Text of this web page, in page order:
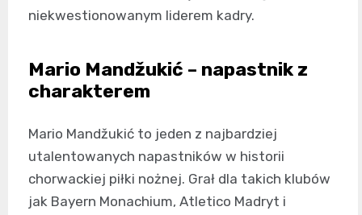
niekwestionowanym liderem kadry.
Mario Mandžukić – napastnik z
charakterem
Mario Mandžukić to jeden z najbardziej
utalentowanych napastników w historii
chorwackiej piłki nożnej. Grał dla takich klubów
jak Bayern Monachium, Atletico Madryt i